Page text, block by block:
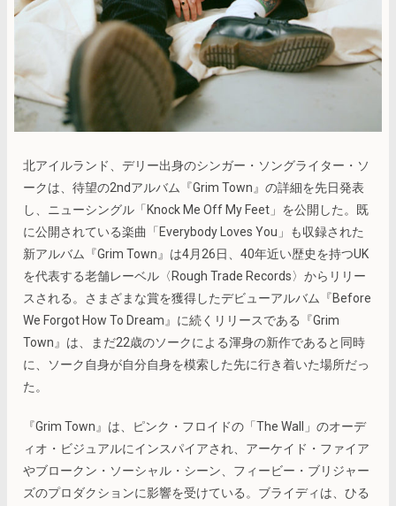
北アイルランド、デリー出身のシンガー・ソングライター・ソ
ークは、待望の2ndアルバム『Grim Town』の詳細を先日発表
し、ニューシングル「Knock Me Off My Feet」を公開した。既
に公開されている楽曲「Everybody Loves You」も収録された
新アルバム『Grim Town』は4月26日、40年近い歴史を持つUK
を代表する老舗レーベル〈Rough Trade Records〉からリリー
スされる。さまざまな賞を獲得したデビューアルバム『Before
We Forgot How To Dream』に続くリリースである『Grim
Town』は、まだ22歳のソークによる渾身の新作であると同時
に、ソーク自身が自分自身を模索した先に行き着いた場所だっ
た。
『Grim Town』は、ピンク・フロイドの「The Wall」のオーデ
ィオ・ビジュアルにインスパイアされ、アーケイド・ファイア
やブロークン・ソーシャル・シーン、フィービー・ブリジャー
ズのプロダクションに影響を受けている。ブライディは、ひる